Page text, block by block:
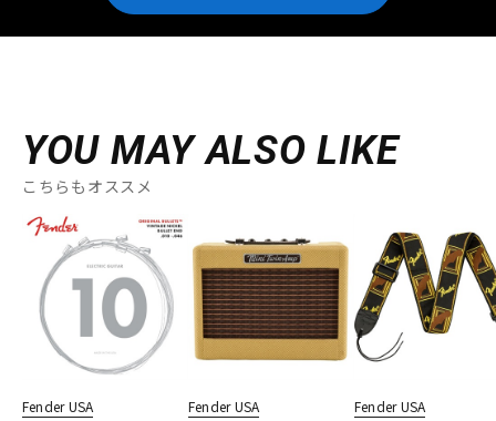
YOU MAY ALSO LIKE
こちらもオススメ
Fender USA Fender USA Fender USA